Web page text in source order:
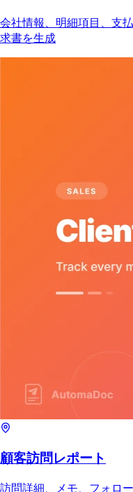
会社情報、明細項目、支
求書を生成
顧客訪問レポート
訪問詳細、メモ、フォロ